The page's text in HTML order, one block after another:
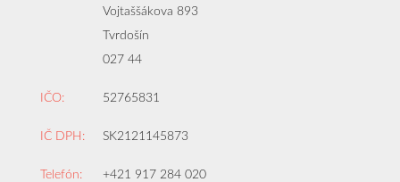
Vojtaššákova 893
Tvrdošín
027 44
IČO: 52765831
IČ DPH: SK2121145873
Telefón: +421 917 284 020